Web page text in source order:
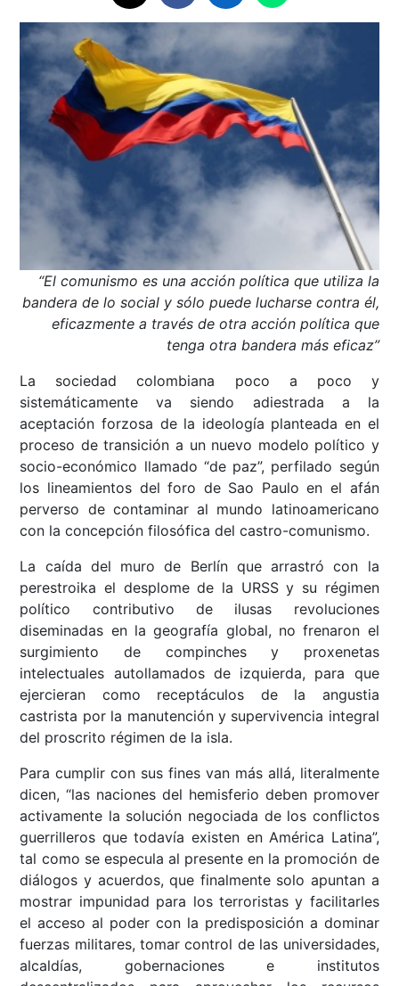
“El comunismo es una acción política que utiliza la
bandera de lo social y sólo puede lucharse contra él,
eficazmente a través de otra acción política que
tenga otra bandera más eficaz”
La sociedad colombiana poco a poco y
sistemáticamente va siendo adiestrada a la
aceptación forzosa de la ideología planteada en el
proceso de transición a un nuevo modelo político y
socio-económico llamado “de paz”, perfilado según
los lineamientos del foro de Sao Paulo en el afán
perverso de contaminar al mundo latinoamericano
con la concepción filosófica del castro-comunismo.
La caída del muro de Berlín que arrastró con la
perestroika el desplome de la URSS y su régimen
político contributivo de ilusas revoluciones
diseminadas en la geografía global, no frenaron el
surgimiento de compinches y proxenetas
intelectuales autollamados de izquierda, para que
ejercieran como receptáculos de la angustia
castrista por la manutención y supervivencia integral
del proscrito régimen de la isla.
Para cumplir con sus fines van más allá, literalmente
dicen, “las naciones del hemisferio deben promover
activamente la solución negociada de los conflictos
guerrilleros que todavía existen en América Latina”,
tal como se especula al presente en la promoción de
diálogos y acuerdos, que finalmente solo apuntan a
mostrar impunidad para los terroristas y facilitarles
el acceso al poder con la predisposición a dominar
fuerzas militares, tomar control de las universidades,
alcaldías, gobernaciones e institutos